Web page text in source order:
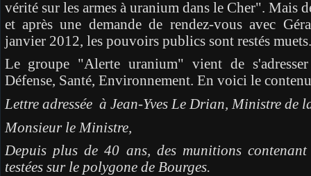
vérité sur les armes à uranium dans le Cher". Mais
et après une demande de rendez-vous avec
janvier 2012, les pouvoirs publics sont restés muets.
Le groupe "Alerte uranium" vient de
Défense, Santé, Environnement. En voici le
Lettre adressée à Jean-Yves Le Drian, Ministre de
Monsieur le Ministre,
Depuis plus de 40 ans, des munitions
testées sur le polygone de Bourges.